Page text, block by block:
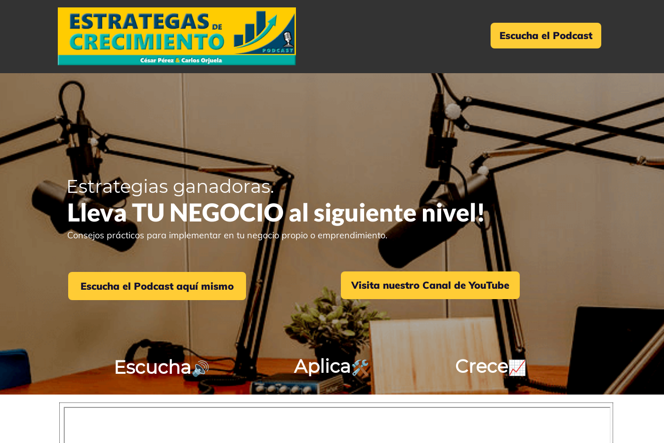
Escucha el Podcast
Estrategias ganadoras.
Lleva TU NEGOCIO al siguiente nivel!
Consejos prácticos para implementar en tu negocio propio o emprendimiento.
Escucha el Podcast aquí mismo Visita nuestro Canal de YouTube
Aplica🛠
Escucha🔊 Crece📈